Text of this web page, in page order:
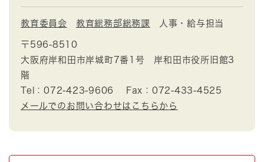
教育委員会 教育総務部総務課 人事・給与担当
〒596-8510
大阪府岸和田市岸城町7番1号 岸和田市役所旧館3
階
Tel：072-423-9606
Fax：072-433-4525
メールでのお問い合わせはこちらから